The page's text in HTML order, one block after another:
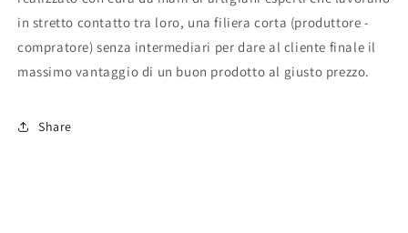
in stretto contatto tra loro, una filiera corta (produttore -
compratore) senza intermediari per dare al cliente finale il
massimo vantaggio di un buon prodotto al giusto prezzo.
Share